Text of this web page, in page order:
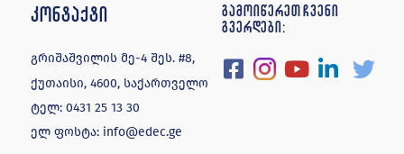
კონტაქტი
გრიშაშვილის მე-4 შეს. #8,
ქუთაისი, 4600, საქართველო
ტელ:0431 25 13 30
ელ ფოსტა: info@edec.ge
გამოიწერეთ ჩვენი
გვერდები: